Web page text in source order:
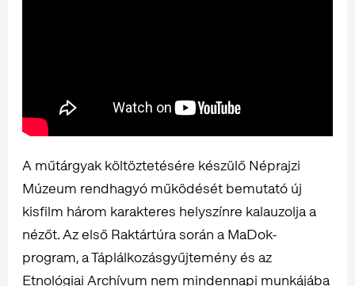
A műtárgyak költöztetésére készülő Néprajzi
Múzeum rendhagyó működését bemutató új
kisfilm három karakteres helyszínre kalauzolja a
nézőt. Az első Raktártúra során a MaDok-
program, a Táplálkozásgyűjtemény és az
Etnológiai Archívum nem mindennapi munkájába